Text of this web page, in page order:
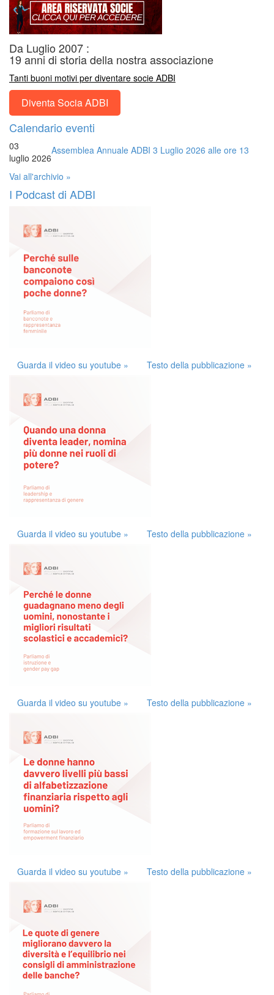
Da Luglio 2007 :
19 anni di storia della nostra associazione
Tanti buoni motivi per diventare socie ADBI
Diventa Socia ADBI
Calendario eventi
03
luglio 2026
Assemblea Annuale ADBI 3 Luglio 2026 alle ore 13
Vai all'archivio »
I Podcast di ADBI
Guarda il video su youtube » Testo della pubblicazione »
Guarda il video su youtube » Testo della pubblicazione »
Guarda il video su youtube » Testo della pubblicazione »
Guarda il video su youtube » Testo della pubblicazione »